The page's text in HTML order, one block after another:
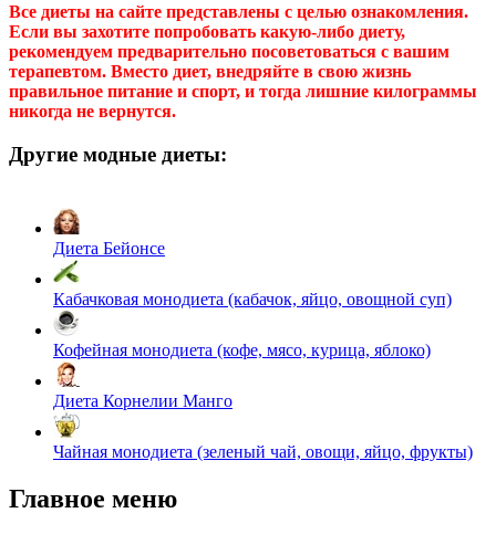
Все диеты на сайте представлены с целью ознакомления.
Если вы захотите попробовать какую-либо диету,
рекомендуем предварительно посоветоваться с вашим
терапевтом. Вместо диет, внедряйте в свою жизнь
правильное питание и спорт, и тогда лишние килограммы
никогда не вернутся.
Другие модные диеты:
Диета Бейонсе
Кабачковая монодиета (кабачок, яйцо, овощной суп)
Кофейная монодиета (кофе, мясо, курица, яблоко)
Диета Корнелии Манго
Чайная монодиета (зеленый чай, овощи, яйцо, фрукты)
Главное меню